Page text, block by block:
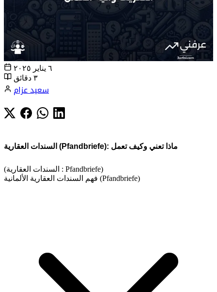
٦ يناير ٢٠٢٥
٣ دقائق
سعيد عزام
السندات العقارية (Pfandbriefe): ماذا تعني وكيف تعمل
(السندات العقارية : Pfandbriefe)
فهم السندات العقارية الألمانية (Pfandbriefe)